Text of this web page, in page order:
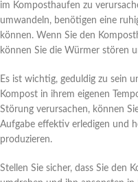
im Komposthaufen zu
umwandeln, benötigen eine
können. Wenn Sie den
können Sie die Würmer stören
Es ist wichtig, geduldig zu sein
Kompost in ihrem eigenen
Störung verursachen, können
Aufgabe effektiv erledigen und
produzieren.
Stellen Sie sicher, dass Sie den